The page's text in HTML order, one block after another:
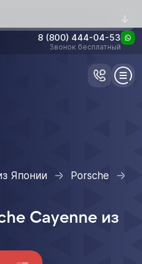
8 (800) 444-04-53
Звонок бесплатный
Японии
Porsche
Cayenne из